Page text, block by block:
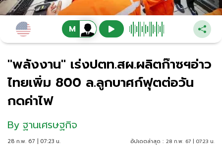
"พลังงาน" เร่งปตท.สผ.ผลิตก๊าซฯอ่าว
ไทยเพิ่ม 800 ล.ลูกบาศก์ฟุตต่อวัน
กดค่าไฟ
By ฐานเศรษฐกิจ
28 ก.พ. 67 | 07:23 น. อัปเดตล่าสุด : 28 ก.พ. 67 | 07:23 น.